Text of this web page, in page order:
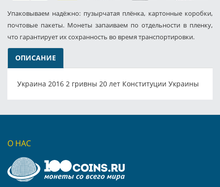
Упаковываем надёжно: пузырчатая плёнка, картонные коробки,
почтовые пакеты. Монеты запаиваем по отдельности в пленку,
что гарантирует их сохранность во время транспортировки.
ОПИСАНИЕ
Украина 2016 2 гривны 20 лет Конституции Украины
О НАС